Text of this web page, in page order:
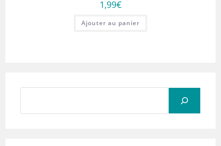
1,99€
Ajouter au panier